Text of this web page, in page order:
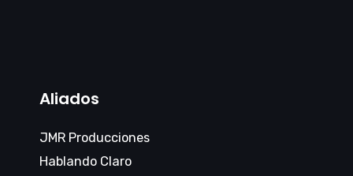
Aliados
JMR Producciones
Hablando Claro